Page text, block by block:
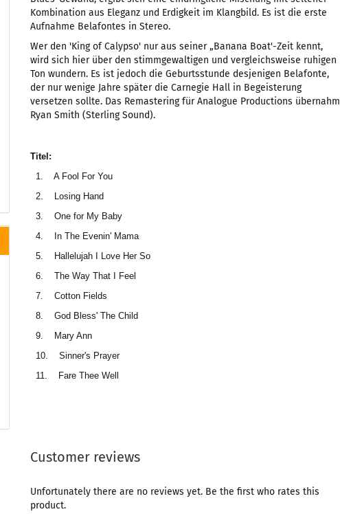
Kombination aus Eleganz und Erdigkeit im Klangbild. Es ist die erste
Aufnahme Belafontes in Stereo.
Wer den 'King of Calypso' nur aus seiner „Banana Boat'-Zeit kennt,
wird sich hier über den stimmgewaltigen und vergleichsweise ruhigen
Ton wundern. Es ist jedoch die Geburtsstunde desjenigen Belafonte,
der nur wenige Jahre später die Carnegie Hall in Begeisterung
versetzen sollte. Das Remastering für Analogue Productions übernahm
Ryan Smith (Sterling Sound).
Titel:
1. A Fool For You
2. Losing Hand
3. One for My Baby
4. In The Evenin' Mama
5. Hallelujah I Love Her So
6. The Way That I Feel
7. Cotton Fields
8. God Bless' The Child
9. Mary Ann
10. Sinner's Prayer
11. Fare Thee Well
Customer reviews
Unfortunately there are no reviews yet. Be the first who rates this
product.